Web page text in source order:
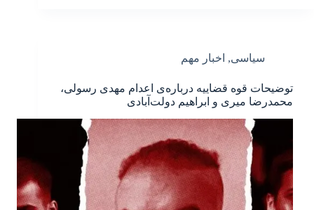
سیاسی, اخبار مهم
توضیحات قوه قضاییه درباره‌ی اعدام مهدی رسولی،
محمدرضا میری و ابراهیم دولت‌آبادی